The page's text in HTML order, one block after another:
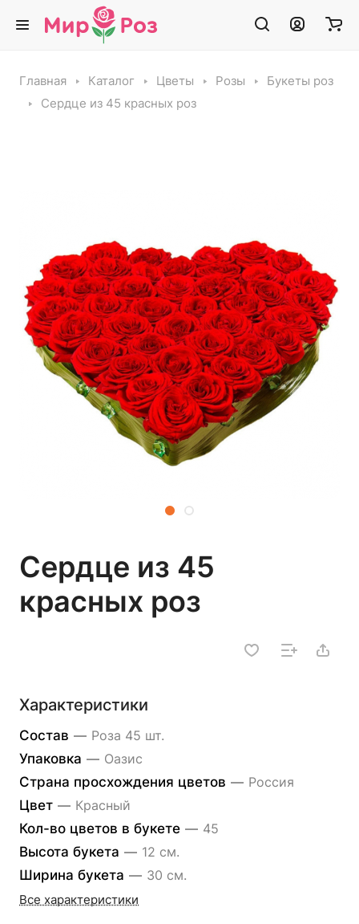
Главная Каталог Цветы Розы
Букеты роз
Сердце из 45 красных роз
Сердце из 45
красных роз
Характеристики
Состав — Роза 45 шт.
Упаковка — Оазис
Страна просхождения цветов — Россия
Цвет — Красный
Кол-во цветов в букете — 45
Высота букета — 12 см.
Ширина букета — 30 см.
Все характеристики